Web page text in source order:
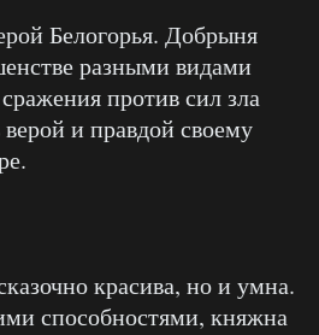
Белогорья. Добрыня
разными видами
против сил зла
и правдой своему
красива, но и умна.
способностями, княжна